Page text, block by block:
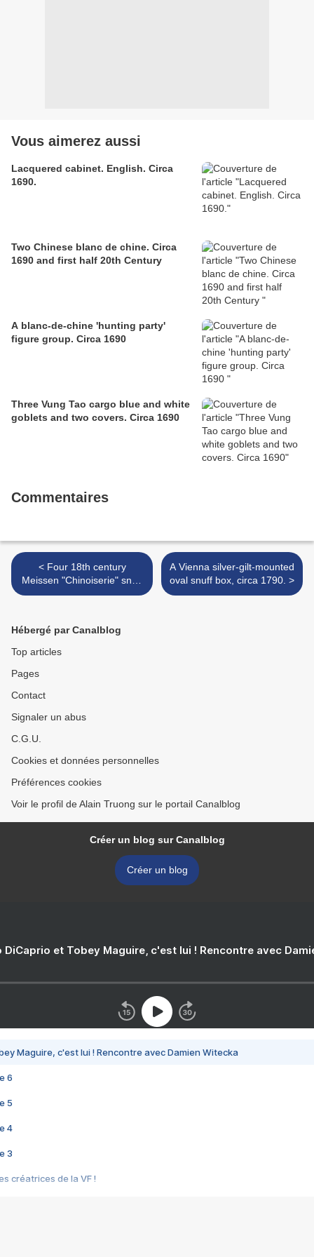
Vous aimerez aussi
Lacquered cabinet. English. Circa
1690.
Two Chinese blanc de chine. Circa
1690 and first half 20th Century
A blanc-de-chine 'hunting party'
figure group. Circa 1690
Three Vung Tao cargo blue and white
goblets and two covers. Circa 1690
Commentaires
< Four 18th century
Meissen "Chinoiserie" snuff
boxes from the Helmut
A Vienna silver-gilt-mounted
oval snuff box, circa 1790. >
Hébergé par Canalblog
Top articles
Pages
Contact
Signaler un abus
C.G.U.
Cookies et données personnelles
Préférences cookies
Voir le profil de Alain Truong sur le portail Canalblog
Créer un blog sur Canalblog
Créer un blog
DiCaprio et Tobey Maguire, c'est lui ! Rencontre avec
Maguire, c'est lui ! Rencontre avec Damien Witecka
6
5
4
3
créatrices de la VF !